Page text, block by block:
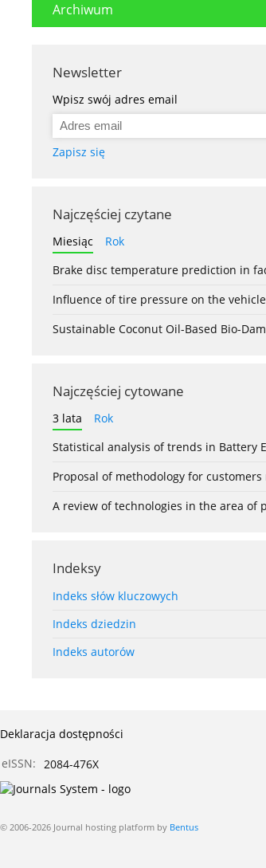
Archiwum
Newsletter
Wpisz swój adres email
Zapisz się
Najczęściej czytane
Miesiąc
Rok
Brake disc temperature prediction in
Influence of tire pressure on the
Sustainable Coconut Oil-Based Bio-
Najczęściej cytowane
3 lata
Rok
Statistical analysis of trends in Battery
Proposal of methodology for
A review of technologies in the area
Indeksy
Indeks słów kluczowych
Indeks dziedzin
Indeks autorów
Deklaracja dostępności
eISSN: 2084-476X
© 2006-2026 Journal hosting platform by Bentus